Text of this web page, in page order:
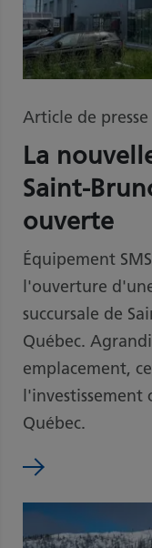
Article de presse
La
Saint-
ouverte
Équipement
l'ouverture
succursale de
Québec.
emplacement,
l'investissement
Québec.